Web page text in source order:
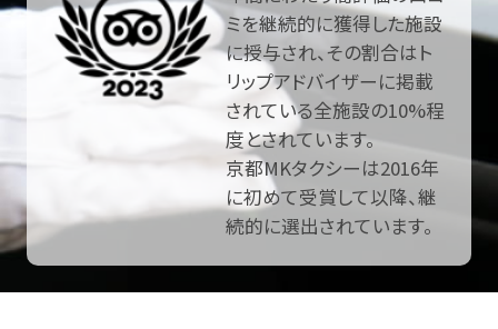
ミを継続的に獲得した施設
に授与され、その割合はト
リップアドバイザーに掲載
されている全施設の10%程
度とされています。
京都MKタクシーは2016年
に初めて受賞して以降、継
続的に選出されています。